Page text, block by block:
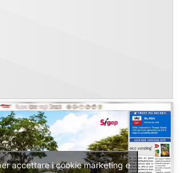
accettare i cookie marketing e